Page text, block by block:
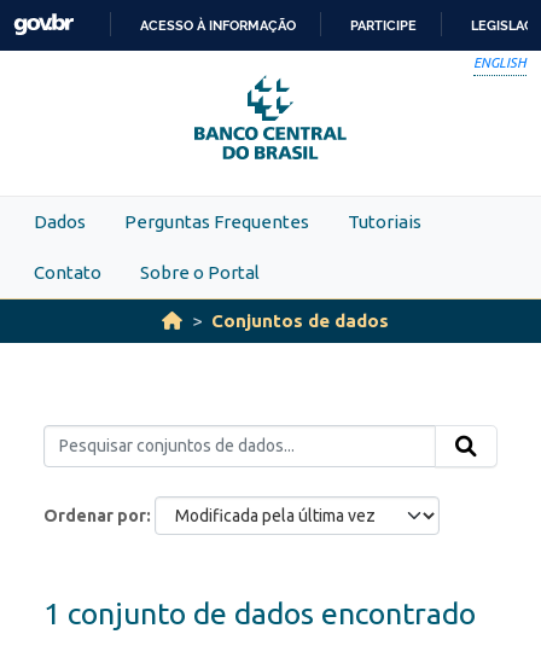
Skip to main content
PARA
O
CONTEÚDO
ACESSO À INFORMAÇÃO PARTICIPE
ENGLISH
Dados Perguntas Frequentes Tutoriais
Contato Sobre o Portal
Conjuntos de dados
Ordenar por
1 conjunto de dados encontrado